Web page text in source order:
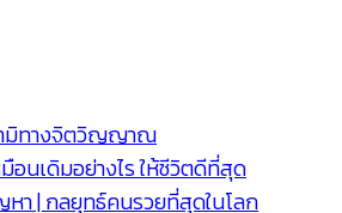
ามิทางจิตวิญญาณ
อนเดิมอย่างไร ให้ชีวิตดีที่สุด
า | กลยุทธ์คนรวยที่สุดในโลก